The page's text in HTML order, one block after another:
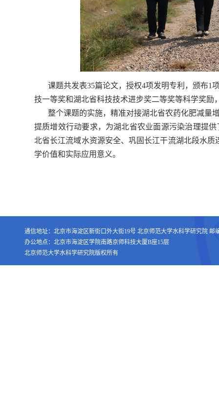
课题共发表35篇论文，授权4项发明专利，颁布1
技一等奖和湖北省科技技术进步奖二等奖等科学奖励
整个课题的实施，精准对接湖北省农药化肥减量
提质增效行动要求，为湖北省农业面源污染治理提
北省长江流域水资源安全、巩固长江干流湖北段水质
学价值和实际应用意义。
通信地址：北京市海淀区新街口外大街19号 北京师范大学水科学研究院 邮
办公地点：北京市海淀区学院南路京师科技大厦B座15层
北京师范大学水科学研究院版权所有